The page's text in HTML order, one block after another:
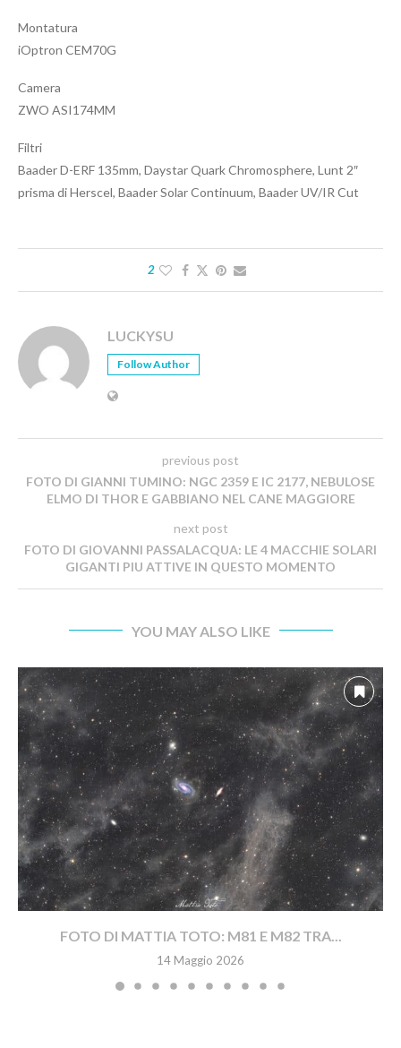
Montatura
iOptron CEM70G
Camera
ZWO ASI174MM
Filtri
Baader D-ERF 135mm, Daystar Quark Chromosphere, Lunt 2″
prisma di Herscel, Baader Solar Continuum, Baader UV/IR Cut
2
LUCKYSU
Follow Author
previous post
FOTO DI GIANNI TUMINO: NGC 2359 E IC 2177, NEBULOSE
ELMO DI THOR E GABBIANO NEL CANE MAGGIORE
next post
FOTO DI GIOVANNI PASSALACQUA: LE 4 MACCHIE SOLARI
GIGANTI PIU ATTIVE IN QUESTO MOMENTO
YOU MAY ALSO LIKE
FOTO DI MATTIA TOTO: M81 E M82 TRA...
14 Maggio 2026